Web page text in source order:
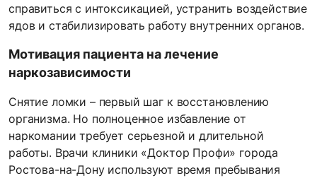
справиться с интоксикацией, устранить воздействие
ядов и стабилизировать работу внутренних органов.
Мотивация пациента на лечение
наркозависимости
Снятие ломки – первый шаг к восстановлению
организма. Но полноценное избавление от
наркомании требует серьезной и длительной
работы. Врачи клиники «Доктор Профи» города
Ростова-на-Дону используют время пребывания